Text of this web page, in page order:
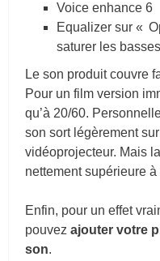
Voice enhance 6
Equalizer sur «
saturer les
Le son produit couvre
Pour un film version
qu’à 20/60.
son sort légèrement
vidéoprojecteur. Mais
nettement supérieure
Enfin, pour un effet
pouvezajouter votre
son.